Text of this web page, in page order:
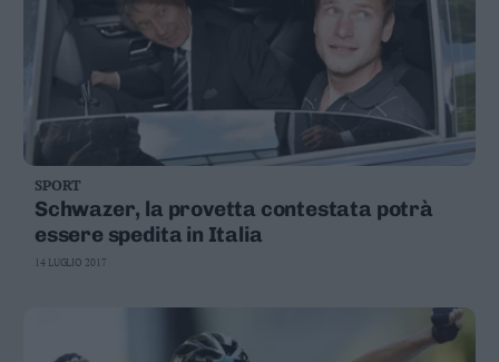
SPORT
Schwazer, la provetta contestata potrà
essere spedita in Italia
14 LUGLIO 2017